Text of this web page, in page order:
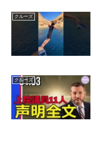
クルーズ
クルーズ